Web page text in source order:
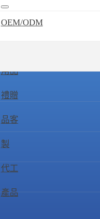
OEM/ODM
用品
禮贈
品客
製
代工
產品